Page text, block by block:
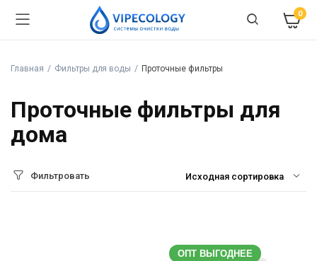
0
Главная Фильтры для воды Проточные фильтры
Проточные фильтры для
дома
Фильтровать
ОПТ ВЫГОДНЕЕ